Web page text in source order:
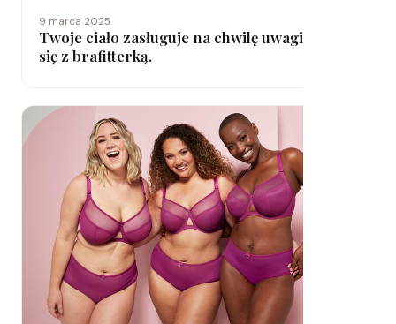
9 marca 2025
Twoje ciało zasługuje na chwilę uwagi, umów
się z brafitterką.